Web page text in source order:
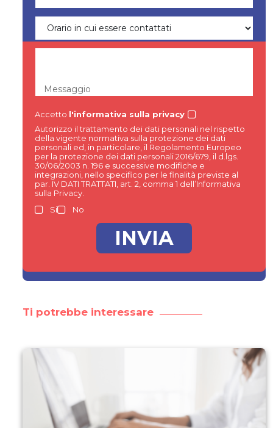
Messaggio
Accetto l'informativa sulla privacy
Autorizzo il trattamento dei dati personali nel rispetto
della vigente normativa sulla protezione dei dati
personali ed, in particolare, il Regolamento Europeo
per la protezione dei dati personali 2016/679, il d.lgs.
30/06/2003 n. 196 e successive modifiche e
integrazioni, nello specifico per le finalità previste al
par. IV DATI TRATTATI, art. 2, comma 1 dell’Informativa
sulla Privacy.
Si
No
Ti potrebbe interessare